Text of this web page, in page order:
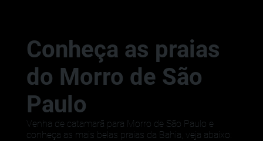
Conheça as praias
do Morro de São
Paulo
Venha de catamarã para Morro de São Paulo e
conheça as mais belas praias da Bahia, veja abaixo: